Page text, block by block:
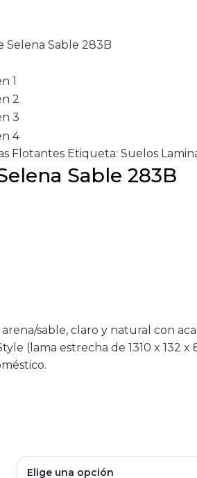
Selena Sable 283B
Flotantes Etiqueta: Suelos
Sable 283B
sable, claro y natural con
(lama estrecha de 1310 x 132 x